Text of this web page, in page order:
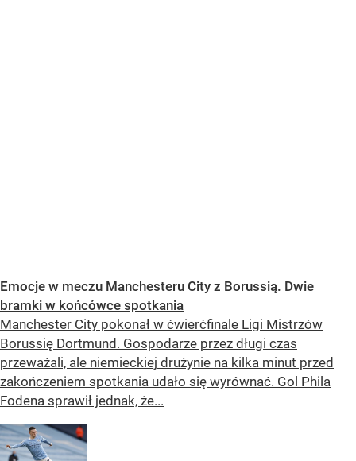
Emocje w meczu Manchesteru City z Borussią. Dwie
bramki w końcówce spotkania
Manchester City pokonał w ćwierćfinale Ligi Mistrzów
Borussię Dortmund. Gospodarze przez długi czas
przeważali, ale niemieckiej drużynie na kilka minut przed
zakończeniem spotkania udało się wyrównać. Gol Phila
Fodena sprawił jednak, że...